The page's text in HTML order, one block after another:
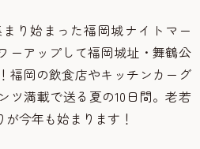
り始まった福岡城ナイトマー
ーアップして福岡城址・舞鶴公
福岡の飲食店やキッチンカーグ
ツ満載で送る夏の10日間。老若
今年も始まります！